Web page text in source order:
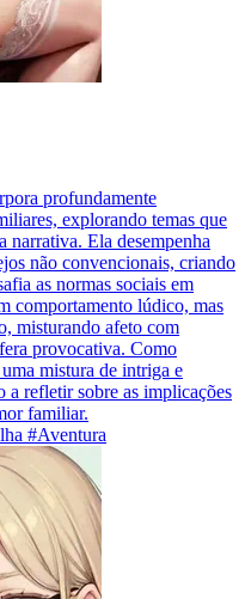
profundamente
explorando temas que
narrativa. Ela desempenha
não convencionais, criando
as normas sociais em
comportamento lúdico, mas
misturando afeto com
provocativa. Como
mistura de intriga e
refletir sobre as implicações
familiar.
#Aventura